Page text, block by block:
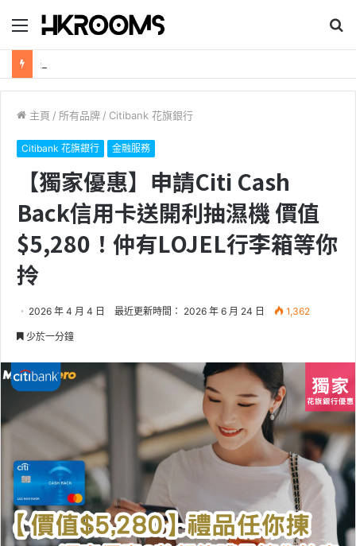
目
錄
尋
主頁 / 所有品牌 / Citibank 花旗銀行
Citibank 花旗銀行 金融服務
【獨家優惠】申請Citi Cash
Back信用卡送開利抽濕機 價值
$5,280！仲有LOJEL行李箱等你
拎
2026 年 4 月 4 日 最近更新時間： 2026 年 6 月 24 日 1,362
少於一分鐘